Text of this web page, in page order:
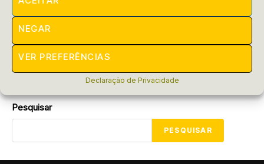
NEGAR
VER PREFERÊNCIAS
Declaração de Privacidade
de Renda 2025
Descubra o prazo para a declaração do Imposto de Renda
2025 e não perca a chance de se organizar. Saiba tudo
sobre a...
PORRAIFRAN MARÇO 20, 2025
Pesquisar
PESQUISAR